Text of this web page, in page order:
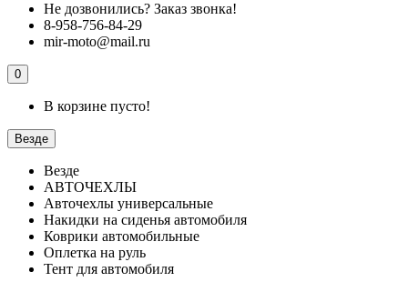
Не дозвонились? Заказ звонка!
8-958-756-84-29
mir-moto@mail.ru
0
В корзине пусто!
Везде
Везде
АВТОЧЕХЛЫ
Авточехлы универсальные
Накидки на сиденья автомобиля
Коврики автомобильные
Оплетка на руль
Тент для автомобиля